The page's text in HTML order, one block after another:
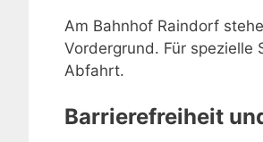
Am Bahnhof Raindorf
Vordergrund. Für spezielle
Abfahrt.
Barrierefreiheit